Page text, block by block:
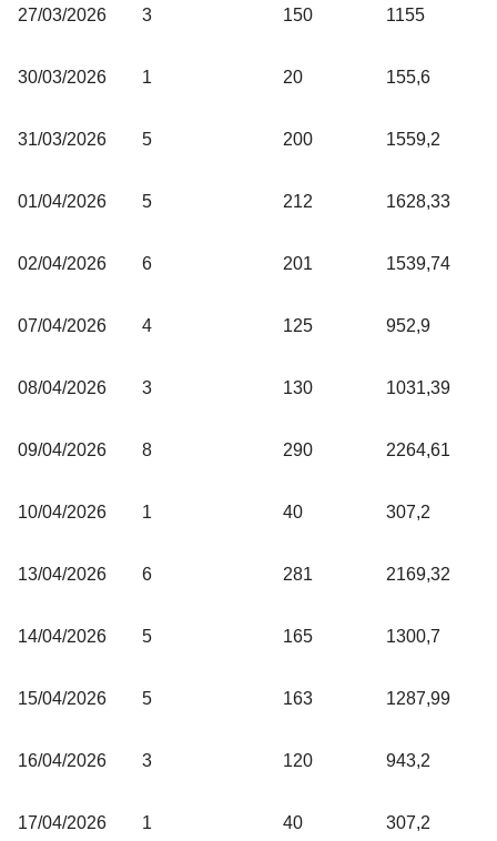
27/03/2026 3 150 1155
30/03/2026 1 20 155,6
31/03/2026 5 200 1559,2
01/04/2026 5 212 1628,33
02/04/2026 6 201 1539,74
07/04/2026 4 125 952,9
08/04/2026 3 130 1031,39
09/04/2026 8 290 2264,61
10/04/2026 1 40 307,2
13/04/2026 6 281 2169,32
14/04/2026 5 165 1300,7
15/04/2026 5 163 1287,99
16/04/2026 3 120 943,2
17/04/2026 1 40 307,2